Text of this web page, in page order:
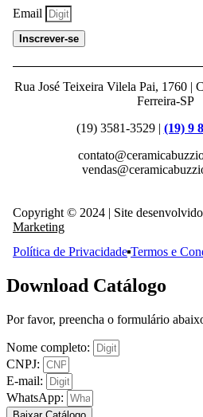
Email
Inscrever-se
Rua José Teixeira Vilela Pai, 1760 |
Ferreira-SP
(19) 3581-3529 | (19) 9
Copyright © 2024 | Site
Marketing
Política de Privacidade Termos e
Download Catálogo
Por favor, preencha o formulário
Nome completo:
CNPJ:
E-mail:
WhatsApp: